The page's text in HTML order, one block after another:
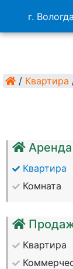
г.
/ Квартира
Аренда
Квартира
Комната
Квартира